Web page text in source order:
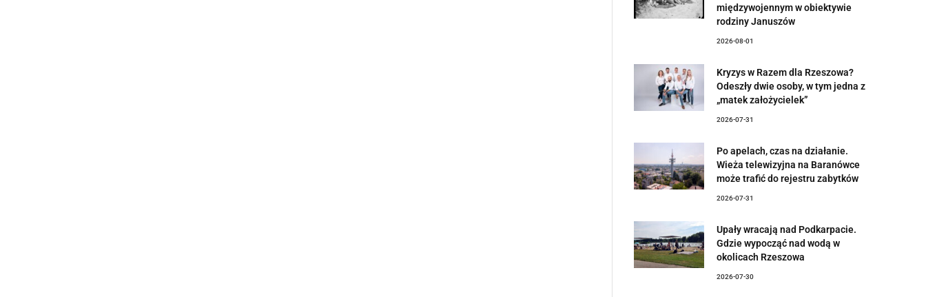
międzywojennym w obiektywie
rodziny Januszów
2026-08-01
Kryzys w Razem dla Rzeszowa?
Odeszły dwie osoby, w tym jedna z
„matek założycielek”
2026-07-31
Po apelach, czas na działanie.
Wieża telewizyjna na Baranówce
może trafić do rejestru zabytków
2026-07-31
Upały wracają nad Podkarpacie.
Gdzie wypocząć nad wodą w
okolicach Rzeszowa
2026-07-30